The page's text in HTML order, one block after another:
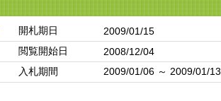
開札期日
2009/01/15
閲覧開始日
2008/12/04
入札期間
2009/01/06 ～ 2009/01/13